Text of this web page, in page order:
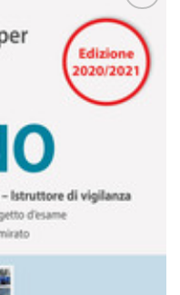
Aggiungi
alla lista
dei
desideri